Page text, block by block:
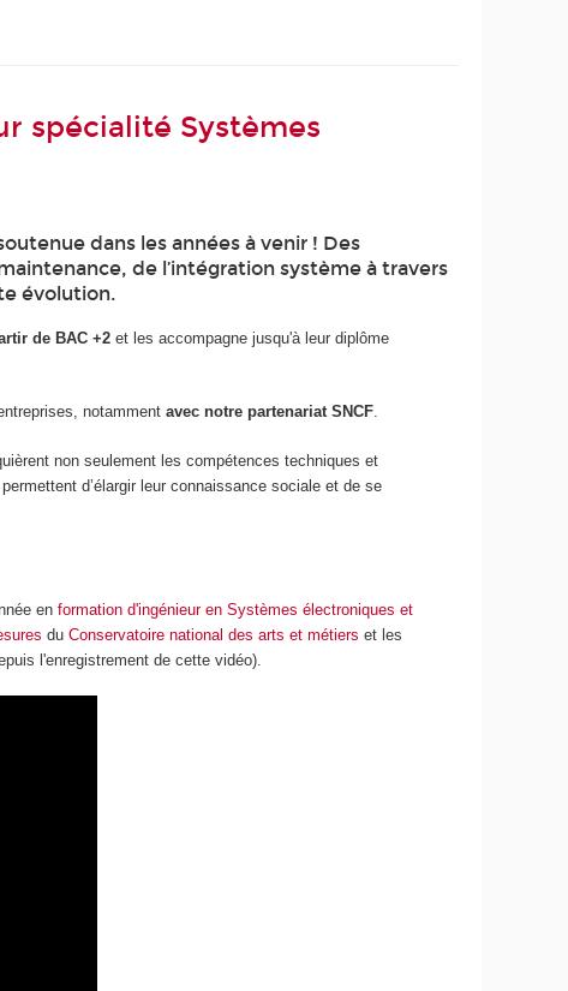
spécialité Systèmes
dans les années à venir ! Des
de l’intégration système à travers
évolution.
de BAC +2et les accompagne jusqu'à leur diplôme
notammentavec notre partenariat SNCF.
non seulement les compétences techniques et
d’élargir leur connaissance sociale et de se
enformation d'ingénieur en Systèmes électroniques et
duConservatoire national des arts et métiers et les
l'enregistrement de cette vidéo).